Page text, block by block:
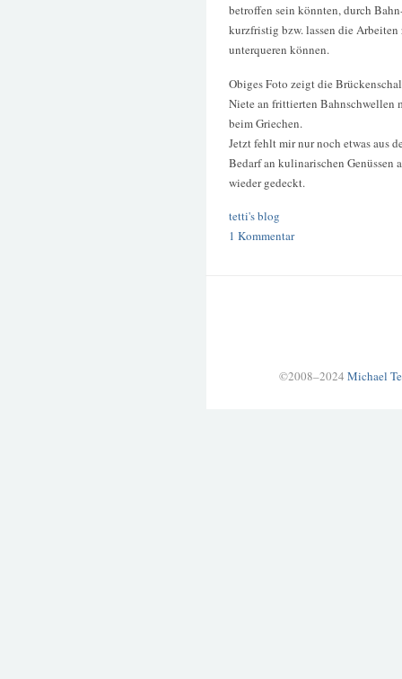
betroffen sein könnten, durch
kurzfristig bzw. lassen die
unterqueren können.
Obiges Foto zeigt die
Niete an frittierten Bahnschwellen
beim Griechen.
Jetzt fehlt mir nur noch etwas aus
Bedarf an kulinarischen Genüssen
wieder gedeckt.
tetti's blog
1 Kommentar
©2008–2024 Michael